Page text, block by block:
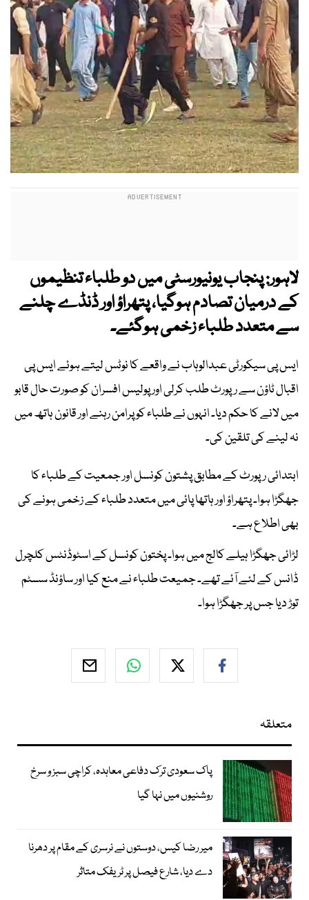
لاہور: پنجاب یونیورسٹی میں دو طلباء تنظیموں
کے درمیان تصادم ہوگیا، پتھراؤ اور ڈنڈے چلنے
سے متعدد طلباء زخمی ہوگئے۔
ایس پی سیکورٹی عبدالوہاب نے واقعے کا نوٹس لیتے ہوئے ایس پی
اقبال ٹاؤن سے رپورٹ طلب کرلی اور پولیس افسران کو صورت حال قابو
میں لانے کا حکم دیا۔ انہوں نے طلباء کو پرامن رہنے اور قانون ہاتھ میں
نہ لینے کی تلقین کی۔
ابتدائی رپورٹ کے مطابق پشتون کونسل اور جمعیت کے طلباء کا
جھگڑا ہوا۔ پتھراؤ اور ہاتھا پائی میں متعدد طلباء کے زخمی ہونے کی
بھی اطلاع ہے۔
لڑائی جھگڑا ہیلے کالج میں ہوا۔ پختون کونسل کے اسٹوڈنٹس کلچرل
ڈانس کے لئے آئے تھے۔ جمیعت طلباء نے منع کیا اور ساؤنڈ سسٹم
توڑ دیا جس پر جھگڑا ہوا۔
متعلقہ
پاک سعودی ترک دفاعی معاہدہ، کراچی سبز و سرخ
روشنیوں میں نہا گیا
میر رضا کیس، دوستوں نے نرسری کے مقام پر دھرنا
دے دیا، شارع فیصل پر ٹریفک متاثر